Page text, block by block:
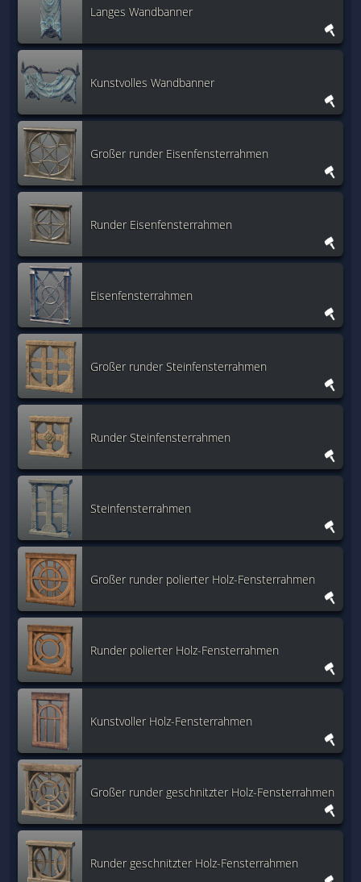
Langes Wandbanner
Kunstvolles Wandbanner
Großer runder Eisenfensterrahmen
Runder Eisenfensterrahmen
Eisenfensterrahmen
Großer runder Steinfensterrahmen
Runder Steinfensterrahmen
Steinfensterrahmen
Großer runder polierter Holz-Fensterrahmen
Runder polierter Holz-Fensterrahmen
Kunstvoller Holz-Fensterrahmen
Großer runder geschnitzter Holz-Fensterrahmen
Runder geschnitzter Holz-Fensterrahmen